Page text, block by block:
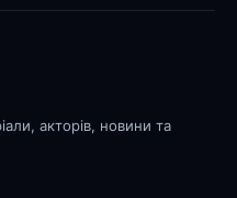
акторів, новини та